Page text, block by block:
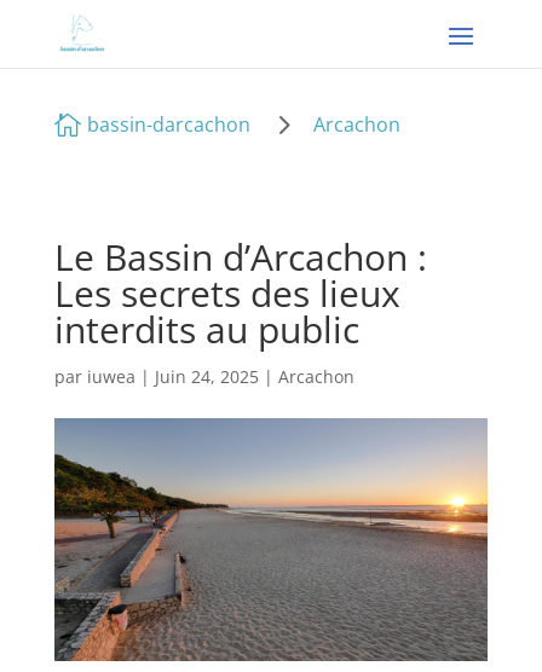
 bassin-darcachon 5 Arcachon
Le Bassin d’Arcachon :
Les secrets des lieux
interdits au public
par iuwea | Juin 24, 2025| Arcachon